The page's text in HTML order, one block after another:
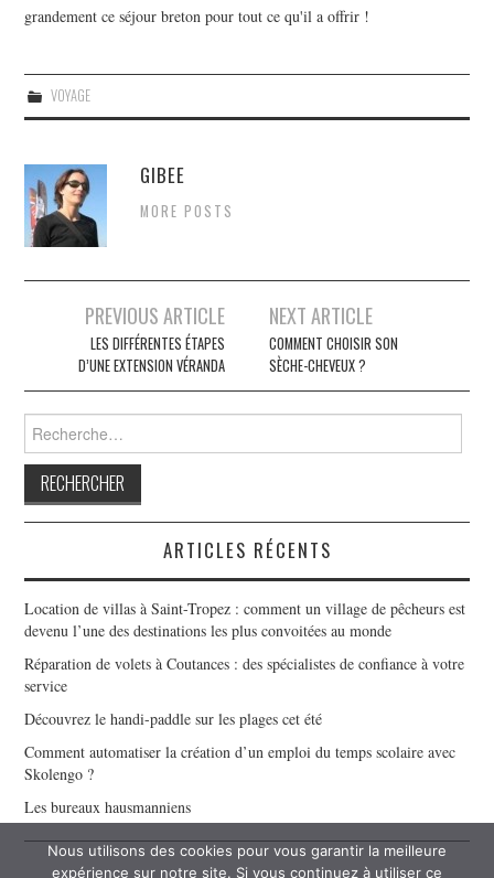
grandement ce séjour breton pour tout ce qu'il a offrir !
VOYAGE
GIBEE
MORE POSTS
Navigation
articles
PREVIOUS ARTICLE
LES DIFFÉRENTES ÉTAPES
D’UNE EXTENSION VÉRANDA
NEXT ARTICLE
COMMENT CHOISIR SON
SÈCHE-CHEVEUX ?
Rechercher :
ARTICLES RÉCENTS
Location de villas à Saint-Tropez : comment un village de pêcheurs est
devenu l’une des destinations les plus convoitées au monde
Réparation de volets à Coutances : des spécialistes de confiance à votre
service
Découvrez le handi-paddle sur les plages cet été
Comment automatiser la création d’un emploi du temps scolaire avec
Skolengo ?
Les bureaux hausmanniens
Nous utilisons des cookies pour vous garantir la meilleure
expérience sur notre site. Si vous continuez à utiliser ce